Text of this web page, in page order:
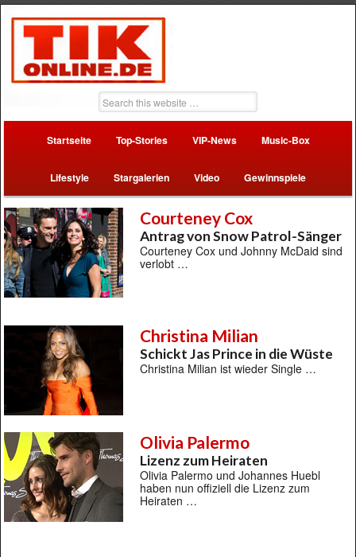
Startseite Top-Stories VIP-News Music-Box
Lifestyle Stargalerien Video Gewinnspiele
Courteney Cox
Antrag von Snow Patrol-Sänger
Courteney Cox und Johnny McDaid sind
verlobt …
Christina Milian
Schickt Jas Prince in die Wüste
Christina Milian ist wieder Single …
Olivia Palermo
Lizenz zum Heiraten
Olivia Palermo und Johannes Huebl
haben nun offiziell die Lizenz zum
Heiraten …